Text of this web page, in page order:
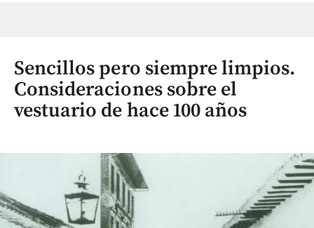
Sencillos pero siempre limpios.
Consideraciones sobre el
vestuario de hace 100 años